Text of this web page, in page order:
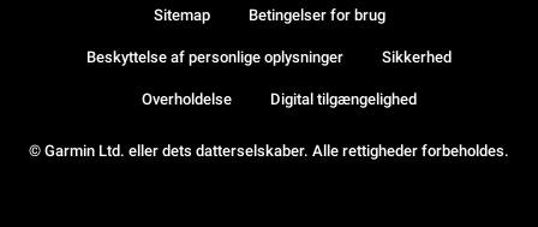
© Garmin Ltd. eller dets datterselskaber. Alle rettigheder forbeholdes.
Sitemap Betingelser for brug
Beskyttelse af personlige oplysninger Sikkerhed
Overholdelse Digital tilgængelighed